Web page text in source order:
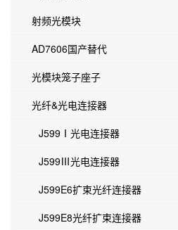
射频光模块
AD7606国产替代
光模块笼子座子
光纤&光电连接器
J599Ⅰ光电连接器
J599Ⅲ光电连接器
J599E6扩束光纤连接器
J599E8光纤扩束连接器